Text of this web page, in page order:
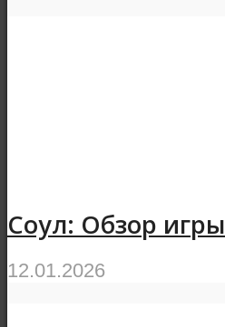
Соул: Обзор игры
12.01.2026